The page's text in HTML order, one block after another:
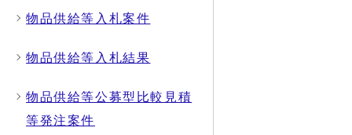
物品供給等入札案件
物品供給等入札結果
物品供給等公募型比較見積
等発注案件